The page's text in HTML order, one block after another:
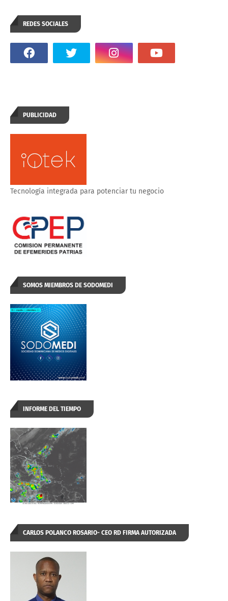
REDES SOCIALES
PUBLICIDAD
Tecnología integrada para potenciar tu negocio
SOMOS MIEMBROS DE SODOMEDI
INFORME DEL TIEMPO
CARLOS POLANCO ROSARIO- CEO RD FIRMA AUTORIZADA